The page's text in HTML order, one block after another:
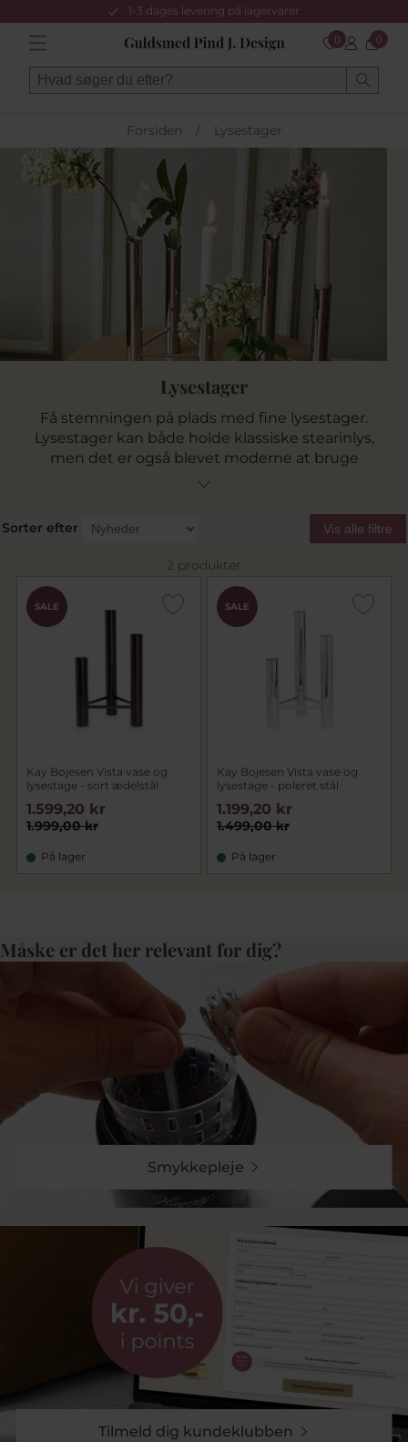
1-3 dages levering på lagervarer
0 0
Forsiden / Lysestager
Lysestager
Få stemningen på plads med fine lysestager.
Lysestager kan både holde klassiske stearinlys,
men det er også blevet moderne at bruge
lysestagerne til for eksempel vaser til enkelte
mulighed for at udfolde sin personlighed i sit
hjem. Se vores udvalg af flotte lysestager her.
Sorter efter Vis alle filtre
2 produkter
SALE
Kay Bojesen Vista vase og
lysestage - sort ædelstål
1.999,00 kr
1.599,20 kr
På lager
SALE
Kay Bojesen Vista vase og
lysestage - poleret stål
1.499,00 kr
1.199,20 kr
På lager
Måske er det her relevant for dig?
Smykkepleje
Tilmeld dig kundeklubben